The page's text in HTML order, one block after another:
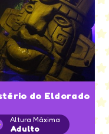
do Eldorado
Altura Máxima
Adulto